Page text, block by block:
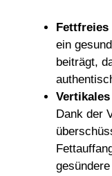
ein
beiträgt,
Dank der